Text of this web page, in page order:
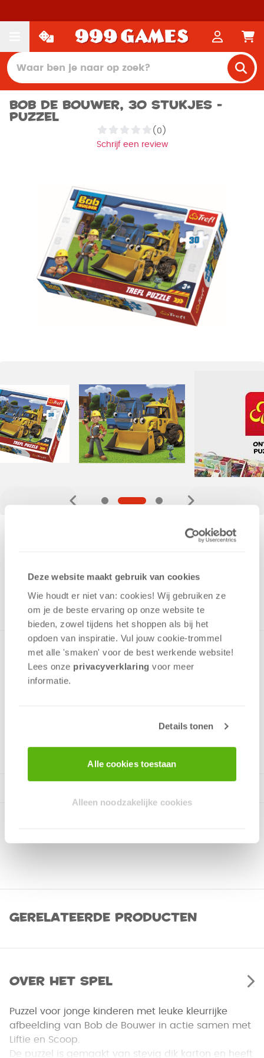
Deze website maakt gebruik van cookies
Wie houdt er niet van: cookies! Wij gebruiken ze
om je de beste ervaring op onze website te
bieden, zowel tijdens het shoppen als bij het
opdoen van inspiratie. Vul jouw cookie-trommel
met alle 'smaken' voor de best werkende website​!
Lees onze privacyverklaring voor meer
informatie.
Details tonen
Alle cookies toestaan
Alleen noodzakelijke cookies
Bob de Bouwer, 30 stukjes -
Puzzel
(0)
Schrijf een review
ONTVANG 30 OVERWINNINGSPUNTEN
Puzzel voor jonge kinderen met leuke kleurrijke afbeelding
van Bob de Bouwer in actie samen met Liftie en Scoop.De
puzzel is gemaakt van stevig dik karton en heeft stukjes die
Gerelateerde producten
Over het spel
Puzzel voor jonge kinderen met leuke kleurrijke
afbeelding van Bob de Bouwer in actie samen met
Liftie en Scoop.
De puzzel is gemaakt van stevig dik karton en heeft